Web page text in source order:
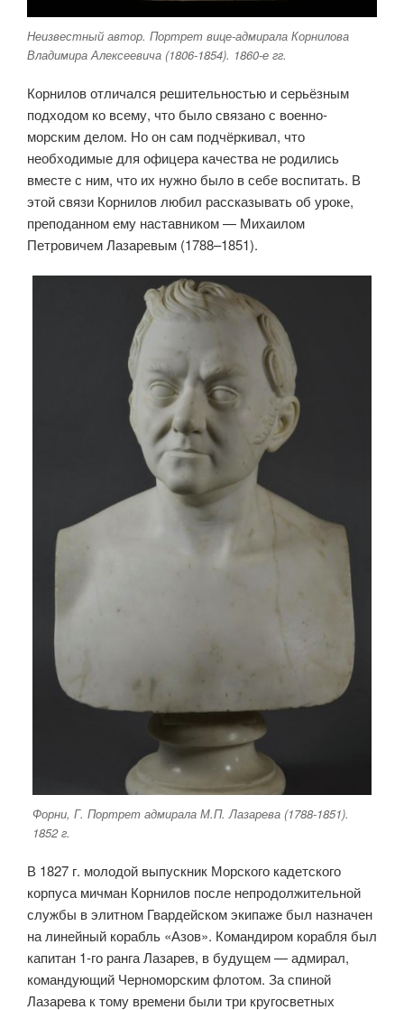
Неизвестный автор. Портрет вице-адмирала Корнилова
Владимира Алексеевича (1806-1854). 1860-е гг.
Корнилов отличался решительностью и серьёзным
подходом ко всему, что было связано с военно-
морским делом. Но он сам подчёркивал, что
необходимые для офицера качества не родились
вместе с ним, что их нужно было в себе воспитать. В
этой связи Корнилов любил рассказывать об уроке,
преподанном ему наставником — Михаилом
Петровичем Лазаревым (1788–1851).
Форни, Г. Портрет адмирала М.П. Лазарева (1788-1851).
1852 г.
В 1827 г. молодой выпускник Морского кадетского
корпуса мичман Корнилов после непродолжительной
службы в элитном Гвардейском экипаже был назначен
на линейный корабль «Азов». Командиром корабля был
капитан 1-го ранга Лазарев, в будущем — адмирал,
командующий Черноморским флотом. За спиной
Лазарева к тому времени были три кругосветных